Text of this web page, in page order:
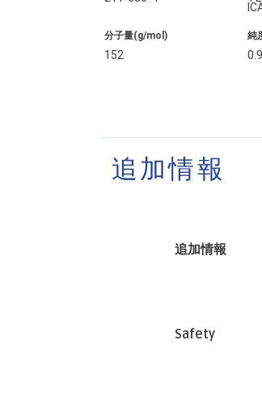
分子量(g/mol)
152
純
追加情報
追加情報
Safety